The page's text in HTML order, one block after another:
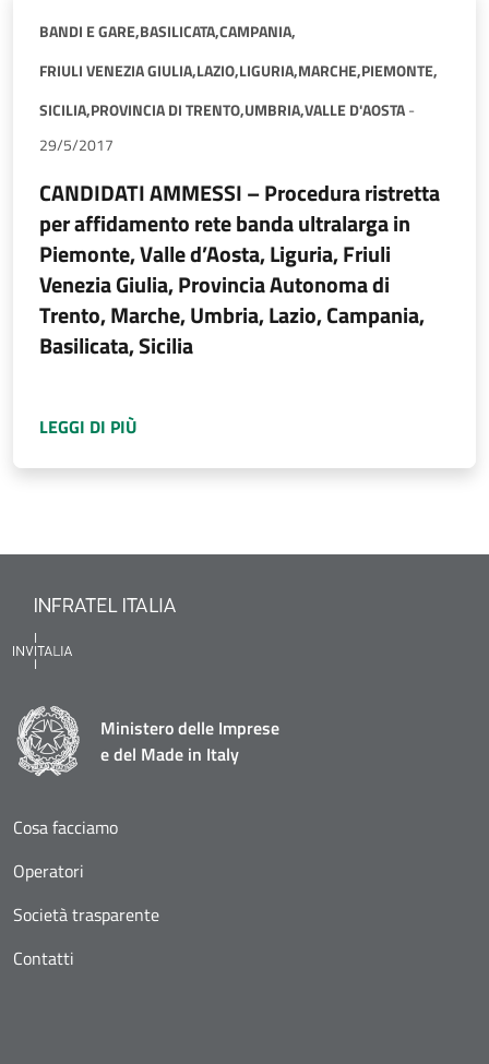
BANDI E GARE,BASILICATA,CAMPANIA,
FRIULI VENEZIA GIULIA,LAZIO,LIGURIA,MARCHE,PIEMONTE,
SICILIA,PROVINCIA DI TRENTO,UMBRIA,VALLE D'AOSTA-
29/5/2017
CANDIDATI AMMESSI – Procedura ristretta
per affidamento rete banda ultralarga in
Piemonte, Valle d’Aosta, Liguria, Friuli
Venezia Giulia, Provincia Autonoma di
Trento, Marche, Umbria, Lazio, Campania,
Basilicata, Sicilia
LEGGI DI PIÙ
Ministero delle Imprese
e del Made in Italy
Cosa facciamo
Operatori
Società trasparente
Contatti